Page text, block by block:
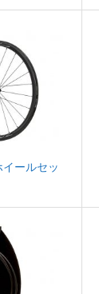
ールセッ